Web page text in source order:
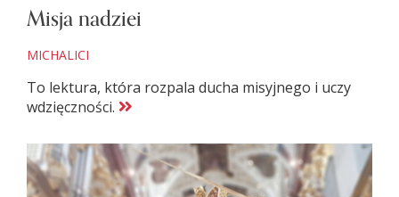
Misja nadziei
MICHALICI
To lektura, która rozpala ducha misyjnego i uczy
wdzięczności.